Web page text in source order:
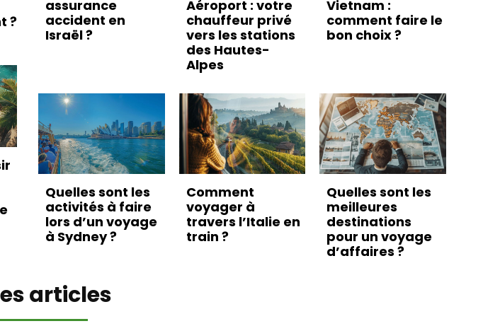
?
assurance
accident en
Israël ?
Aéroport : votre
chauffeur privé
vers les stations
des Hautes-
Alpes
Vietnam :
comment faire le
bon choix ?
Quelles sont les
activités à faire
lors d’un voyage
à Sydney ?
Comment
voyager à
travers l’Italie en
train ?
Quelles sont les
meilleures
destinations
pour un voyage
d’affaires ?
articles